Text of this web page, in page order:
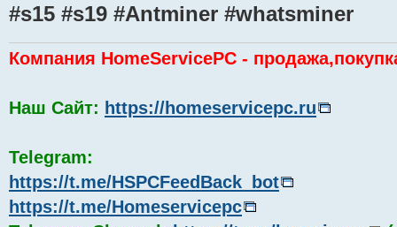
#s15 #s19 #Antminer #whatsminer
Компания HomeServicePC -
Наш Сайт: https://homeservicepc.ru
Telegram:
https://t.me/HSPCFeedBack_bot
https://t.me/Homeservicepc